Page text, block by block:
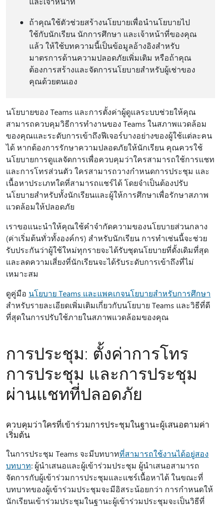
ถ้าคุณใช้ตัวช่วยสร้างนโยบายเพื่อนํานโยบายไป
ใช้กับนักเรียน นักการศึกษา และเจ้าหน้าที่ของคุณ
แล้ว ให้ใช้บทความนี้เป็นข้อมูลอ้างอิงสําหรับ
มาตรการด้านความปลอดภัยเพิ่มเติม หรือถ้าคุณ
ต้องการสร้างและจัดการนโยบายสําหรับผู้เช่าของ
คุณด้วยตนเอง
นโยบายของ Teams และการตั้งค่าผู้ดูแลระบบช่วยให้คุณ
สามารถควบคุมวิธีการทํางานของ Teams ในสภาพแวดล้อม
ของคุณและระดับการเข้าถึงฟีเจอร์บางอย่างของผู้ใช้แต่ละคน
ได้ หากต้องการรักษาความปลอดภัยให้นักเรียน คุณควรใช้
นโยบายการดูแลจัดการเพื่อควบคุมว่าใครสามารถใช้การแชท
และการโทรส่วนตัว ใครสามารถวางกำหนดการประชุม และ
เนื้อหาประเภทใดที่สามารถแชร์ได้ โดยจำเป็นต้องปรับ
นโยบายสำหรับทั้งนักเรียนและผู้ให้การศึกษาเพื่อรักษาสภาพ
แวดล้อมให้ปลอดภัย
เราขอแนะนำให้คุณใช้คำจำกัดความของนโยบายส่วนกลาง
(ค่าเริ่มต้นทั่วทั้งองค์กร) สำหรับนักเรียน การทำเช่นนี้จะช่วย
รับประกันว่าผู้ใช้ใหม่ทุกรายจะได้รับชุดนโยบายที่ดั้งเดิมที่สุด
และลดความเสี่ยงที่นักเรียนจะได้รับระดับการเข้าถึงที่ไม่
เหมาะสม
ดูคู่มือ นโยบาย Teams และแพคเกจนโยบายสําหรับการศึกษา
สําหรับรายละเอียดเพิ่มเติมเกี่ยวกับนโยบาย Teams และวิธีที่ดี
ที่สุดในการปรับใช้ภายในสภาพแวดล้อมของคุณ
การประชุม: ตั้งค่าการโทร
การประชุม และการประชุม
ผ่านแชทที่ปลอดภัย
ควบคุมว่าใครที่เข้าร่วมการประชุมในฐานะผู้เสนอตามค่า
เริ่มต้น
ในการประชุม Teams จะมีบทบาทที่สามารถใช้งานได้อยู่สอง
บทบาท: ผู้นำเสนอและผู้เข้าร่วมประชุม ผู้นำเสนอสามารถ
จัดการกับผู้เข้าร่วมการประชุมและแชร์เนื้อหาได้ ในขณะที่
บทบาทของผู้เข้าร่วมประชุมจะมีอิสระน้อยกว่า การกำหนดให้
นักเรียนเข้าร่วมประชุมในฐานะผู้เข้าร่วมประชุมจะเป็นวิธีที่